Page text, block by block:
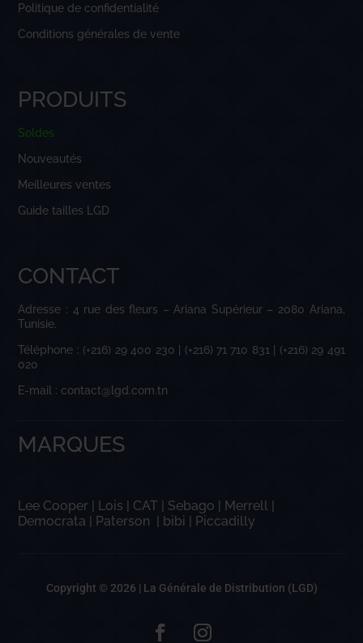
Politique de confidentialité
Conditions générales de vente
PRODUITS
Soldes
Nouveautés
Meilleures ventes
Guide tailles LGD
CONTACT
Adresse : 4 rue des fleurs – Ariana Supérieur – 2080 Ariana,
Tunisie.
Téléphone : (+216) 29 400 230 | (+216) 71 710 831 | (+216) 29 491
020
E-mail : contact@lgd.com.tn
MARQUES
Lee Cooper | Lois | CAT | Sebago | Merrell |
Democrata | Paterson | bibi | Piccadilly
Copyright © 2026 | La Générale de Distribution (LGD)